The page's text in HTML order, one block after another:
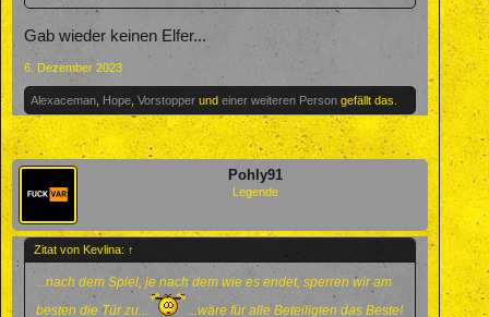
Gab wieder keinen Elfer...
6. Dezember 2023
Alexaceman Hope Vorstopper und einer weiteren Person gefällt das.
Pohly91
Legende
Zitat von Kevlina: ↑
...nach dem Spiel, je nach dem wie es endet, sperren wir am
besten die Tür zu...
...wäre für alle Beteiligten das Beste!